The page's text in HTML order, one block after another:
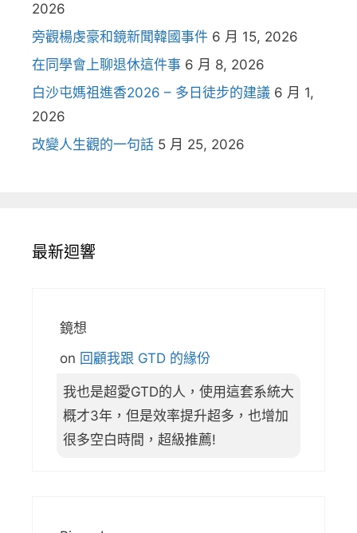
2026
旁觀楊虔豪和鏡新聞韓國事件 6 月 15, 2026
在同學會上聊退休這件事 6 月 8, 2026
白沙屯媽祖進香2026 – 多日徒步的建議 6 月 1,
2026
改變人生觀的一句話 5 月 25, 2026
最新迴響
鏡想
on 回顧我跟 GTD 的緣份
我也是超愛GTD的人，使用這套系統大
概才3年，但是效率提升超多，也增加
很多空白時間，超級推薦!